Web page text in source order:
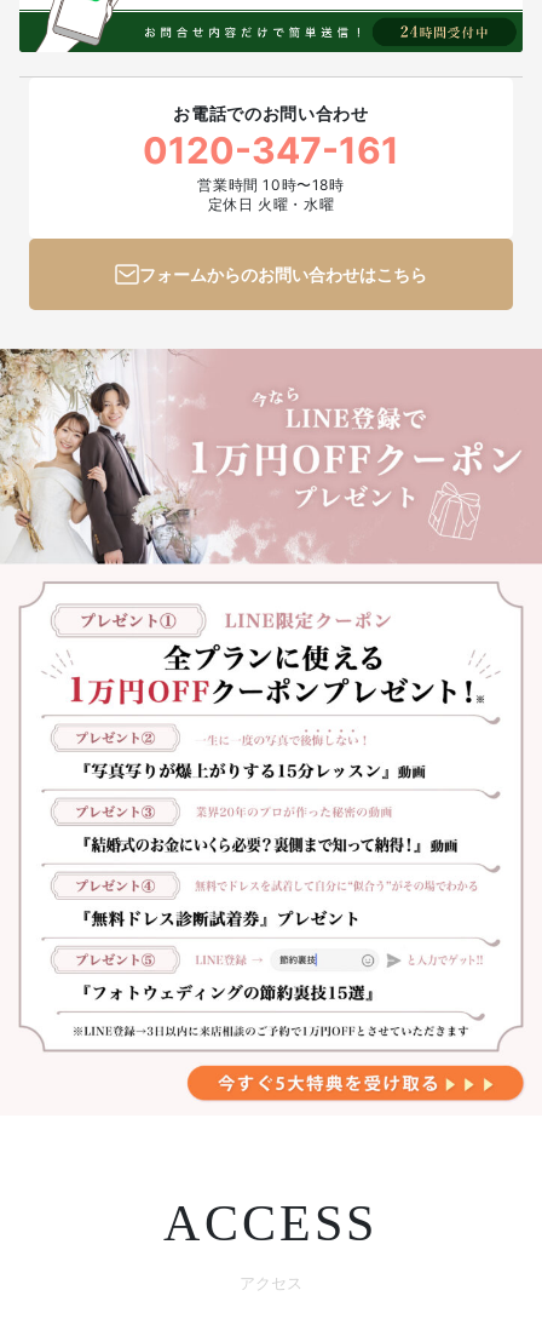
お電話でのお問い合わせ
0120-347-161
営業時間 10時〜18時
定休日 火曜・水曜
フォームからのお問い合わせはこちら
ACCESS
アクセス